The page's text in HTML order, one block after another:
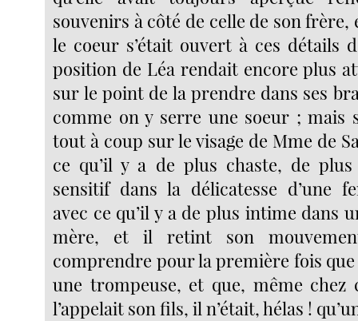
souvenirs à côté de celle de son frère,
le coeur s’était ouvert à ces détails
position de Léa rendait encore plus
sur le point de la prendre dans ses
comme on y serre une soeur ; mais
tout à coup sur le visage de Mme de
ce qu’il y a de plus chaste, de
sensitif dans la délicatesse d’une
avec ce qu’il y a de plus intime dans
mère, et il retint son
comprendre pour la première fois que
une trompeuse, et que, même chez
l’appelait son fils, il n’était, hélas !